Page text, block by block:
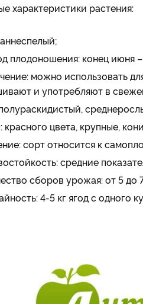
характеристики растения:
плодоношения: конец июня
можно использовать
и употребляют в
красного цвета, крупные,
сорт относится к
средние
сборов урожая: от 5 до
4-5 кг ягод с одного